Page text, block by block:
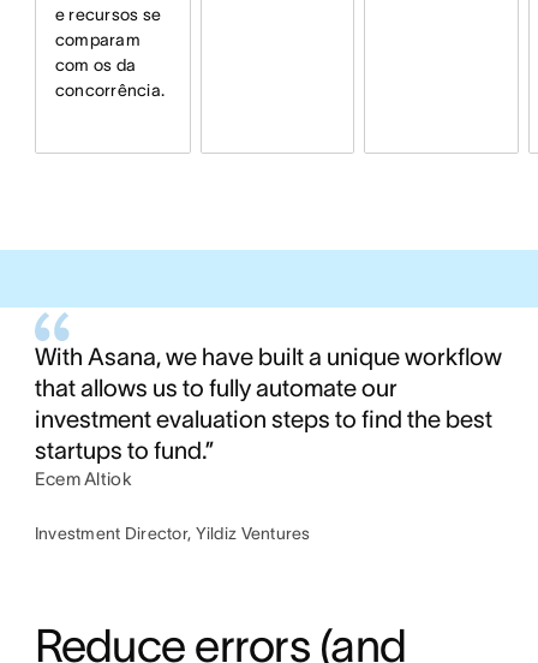
e recursos se
comparam
com os da
concorrência.
With Asana, we have built a unique workflow
that allows us to fully automate our
investment evaluation steps to find the best
startups to fund.”
Ecem Altiok
Investment Director, Yildiz Ventures
Reduce errors (and